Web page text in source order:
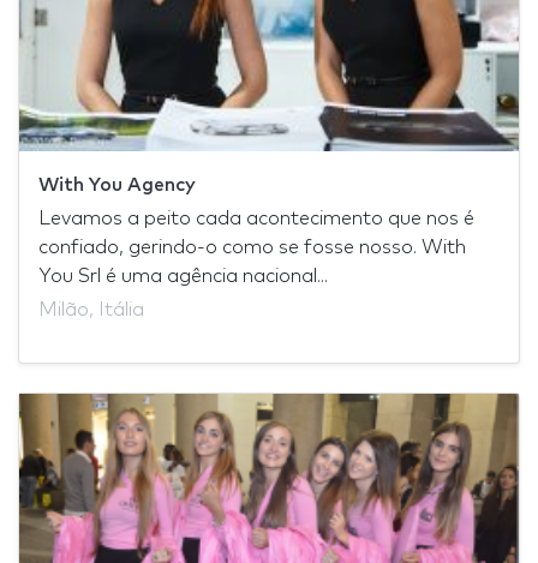
With You Agency
Levamos a peito cada acontecimento que nos é
confiado, gerindo-o como se fosse nosso. With
You Srl é uma agência nacional...
Milão, Itália